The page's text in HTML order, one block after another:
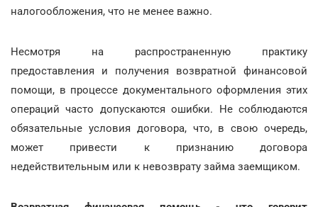
налогообложения, что не менее важно.
Несмотря на распространенную практику
предоставления и получения возвратной финансовой
помощи, в процессе документального оформления этих
операций часто допускаются ошибки. Не соблюдаются
обязательные условия договора, что, в свою очередь,
может привести к признанию договора
недействительным или к невозврату займа заемщиком.